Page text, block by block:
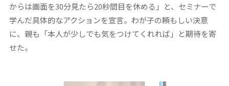
からは画面を30分見たら20秒間目を休める」と、セミナーで
学んだ具体的なアクションを宣言。わが子の頼もしい決意
に、親も「本人が少しでも気をつけてくれれば」と期待を寄
せた。